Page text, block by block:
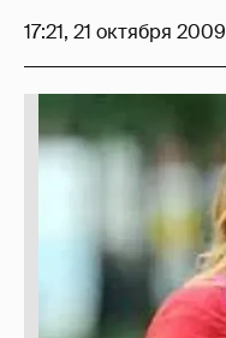
17:21, 21 октября 2009